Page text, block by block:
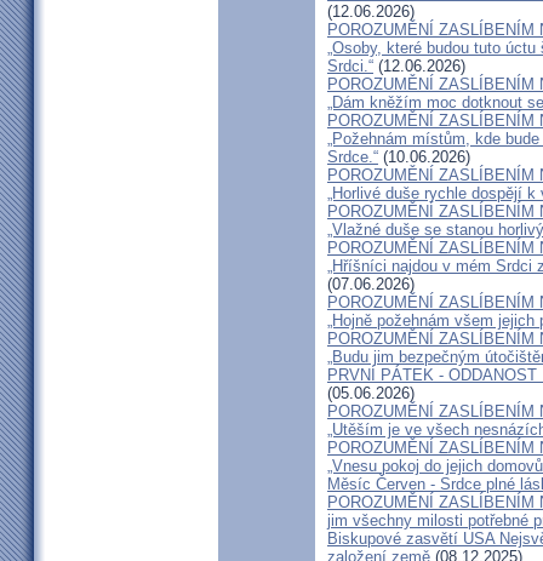
(12.06.2026)
POROZUMĚNÍ
„Osoby, které budou tuto
Srdci.“ (12.06.2026)
POROZUMĚNÍ
„Dám kněžím moc dotknout
POROZUMĚNÍ
„Požehnám místům, kde
Srdce.“ (10.06.2026)
POROZUMĚNÍ
„Horlivé duše rychle dospějí
POROZUMĚNÍ
„Vlažné duše se stanou
POROZUMĚNÍ
„Hříšníci najdou v mém Srdci
(07.06.2026)
POROZUMĚNÍ
„Hojně požehnám všem jejich
POROZUMĚNÍ
„Budu jim bezpečným
PRVNÍ PÁTEK -
(05.06.2026)
POROZUMĚNÍ
„Utěším je ve všech
POROZUMĚNÍ
„Vnesu pokoj do jejich
Měsíc Červen - Srdce plné
POROZUMĚNÍ ZASLÍBENÍM
jim všechny milosti potřebné
Biskupové zasvětí USA
založení země (08.12.2025)